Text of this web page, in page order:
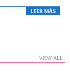
LEER MÁS
VIEW ALL